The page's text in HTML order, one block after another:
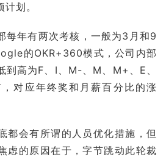
划。
每年有两次考核，一般为3月和9
的OKR+360模式，公司内部
到高为F、I、M-、M、M+、E、
对应年终奖和月薪百分比的涨
都会有所谓的人员优化措施，但
虑的原因在于，字节跳动此轮裁